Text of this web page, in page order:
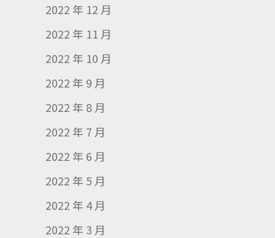
2022 年 12 月
2022 年 11 月
2022 年 10 月
2022 年 9 月
2022 年 8 月
2022 年 7 月
2022 年 6 月
2022 年 5 月
2022 年 4 月
2022 年 3 月